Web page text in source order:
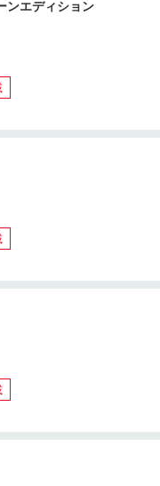
エディション